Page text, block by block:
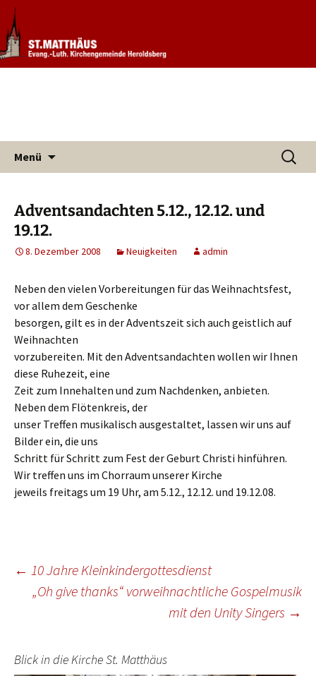
Evang. Kirchengemeinde St.
Matthäus Heroldsberg
Informationen rund um unsere
Kirchengemeinde
Menü
Suchen
nach:
Adventsandachten 5.12., 12.12. und
19.12.
8. Dezember 2008 Neuigkeiten admin
Neben den vielen Vorbereitungen für das Weihnachtsfest,
vor allem dem Geschenke
besorgen, gilt es in der Adventszeit sich auch geistlich auf
Weihnachten
vorzubereiten. Mit den Adventsandachten wollen wir Ihnen
diese Ruhezeit, eine
Zeit zum Innehalten und zum Nachdenken, anbieten.
Neben dem Flötenkreis, der
unser Treffen musikalisch ausgestaltet, lassen wir uns auf
Bilder ein, die uns
Schritt für Schritt zum Fest der Geburt Christi hinführen.
Wir treffen uns im Chorraum unserer Kirche
jeweils freitags um 19 Uhr, am 5.12., 12.12. und 19.12.08.
Beitragsnavigation
← 10 Jahre Kleinkindergottesdienst
„Oh give thanks“ vorweihnachtliche Gospelmusik
mit den Unity Singers →
Blick in die Kirche St. Matthäus